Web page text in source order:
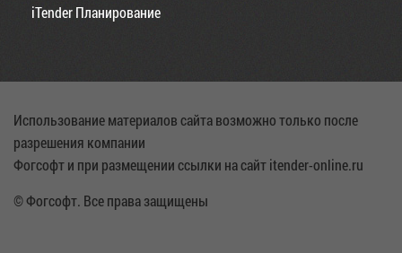
iTender Планирование
Использование материалов сайта возможно только после
разрешения компании
Фогсофт и при размещении ссылки на сайт itender-online.ru
© Фогсофт. Все права защищены